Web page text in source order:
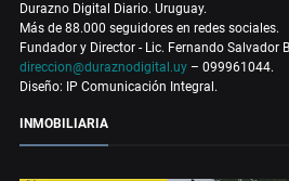
Durazno Digital Diario. Uruguay.
Más de 88.000 seguidores en redes sociales.
Fundador y Director - Lic. Fernando Salvador
direccion@duraznodigital.uy – 099961044.
Diseño: IP Comunicación Integral.
INMOBILIARIA